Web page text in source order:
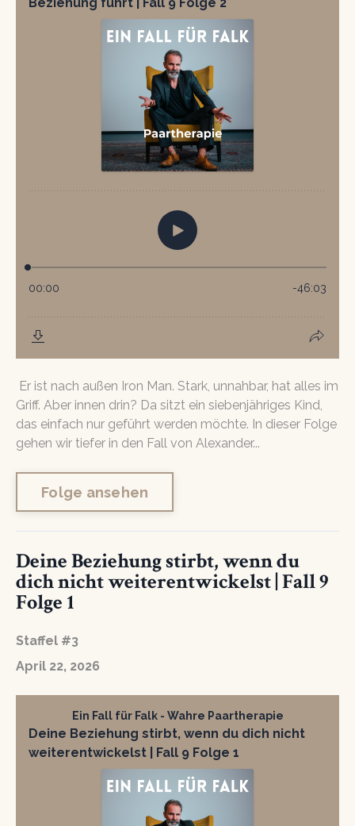
Er ist nach außen Iron Man. Stark, unnahbar, hat alles im
Griff. Aber innen drin? Da sitzt ein siebenjähriges Kind,
das einfach nur geführt werden möchte. In dieser Folge
gehen wir tiefer in den Fall von Alexander...
Folge ansehen
Deine Beziehung stirbt, wenn du
dich nicht weiterentwickelst | Fall 9
Folge 1
Staffel #3
April 22, 2026